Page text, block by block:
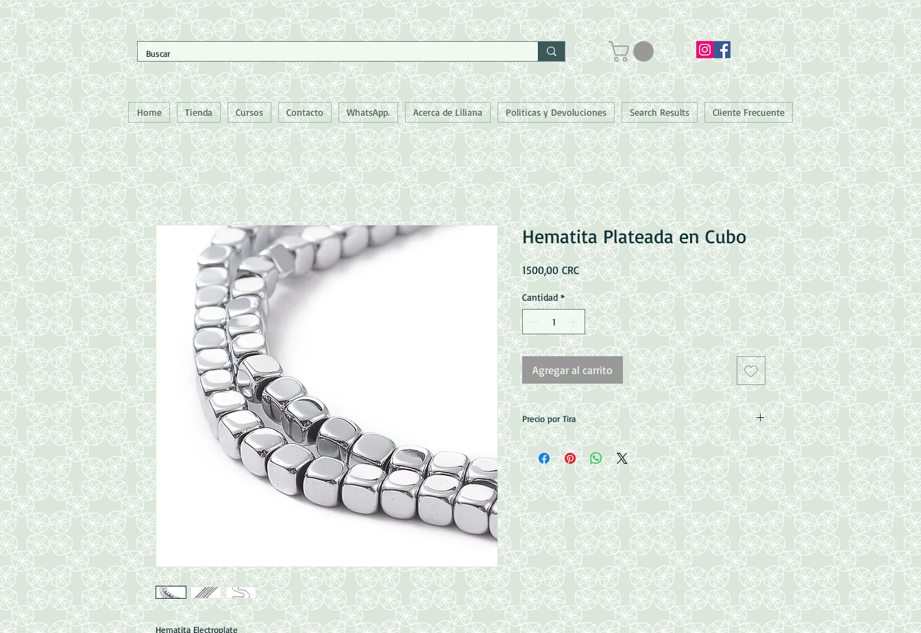
Home Tienda Cursos Contacto WhatsApp. Acerca de Liliana Politicas y Devoluciones Search Results Cliente Frecuente
Hematita Electroplate
Hematita Plateada en Cubo
1500,00 CRCPrecio
Cantidad *
Agregar al carrito
Precio por Tira
Medidas: 3x3x3mm
Perforacion: 1mm
127pzas aprox